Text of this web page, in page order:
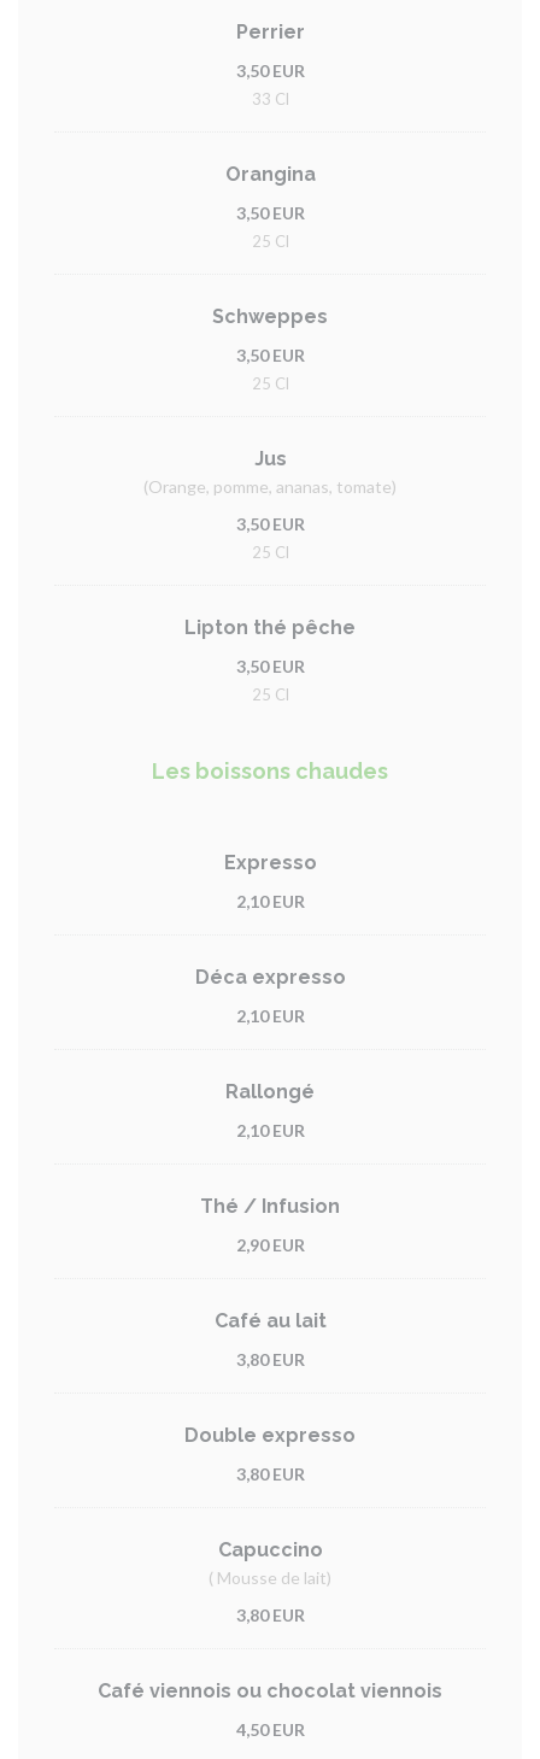
Perrier
3,50 EUR
33 Cl
Orangina
3,50 EUR
25 Cl
Schweppes
3,50 EUR
25 Cl
Jus
(Orange, pomme, ananas, tomate)
3,50 EUR
25 Cl
Lipton thé pêche
3,50 EUR
25 Cl
Les boissons chaudes
Expresso
2,10 EUR
Déca expresso
2,10 EUR
Rallongé
2,10 EUR
Thé / Infusion
2,90 EUR
Café au lait
3,80 EUR
Double expresso
3,80 EUR
Capuccino
( Mousse de lait)
3,80 EUR
Café viennois ou chocolat viennois
4,50 EUR